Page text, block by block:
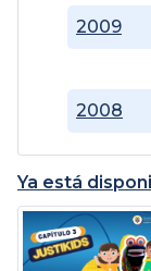
2008
2009
Ya está